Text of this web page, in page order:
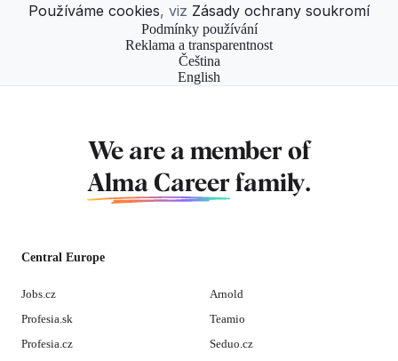
Používáme cookies, viz Zásady ochrany soukromí
Podmínky používání
Reklama a transparentnost
Čeština
English
We are a member of
Alma Career family.
Central Europe
Jobs.cz
Profesia.sk
Profesia.cz
Arnold
Teamio
Seduo.cz